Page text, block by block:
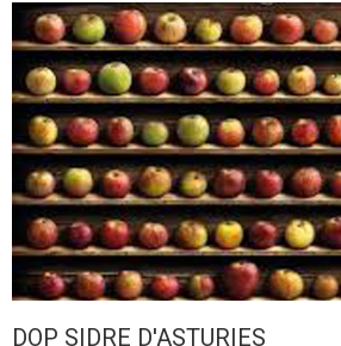
DOP SIDRE D'ASTURIES